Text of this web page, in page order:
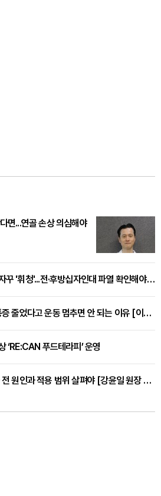
면...연골 손상 의심해야
무릎 통증 가라앉았는데 자꾸 '휘청'...전·후방십자인대 파열 확인해야 [곽우경 원장 칼럼]
팔 들기 어려운 오십견, 통증 줄었다고 운동 멈추면 안 되는 이유 [이병욱 원장 칼럼]
‘RE:CAN 푸드테라피’ 운영
손발 다한증 보톡스, 시술 전 원인과 적용 범위 살펴야 [강윤일 원장 칼럼]